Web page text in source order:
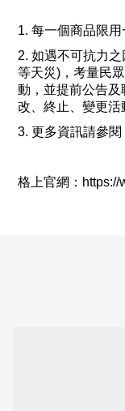
1. 每一個商品限用
2. 如遇不可抗力
等天災)，考量民
動，並提前公告及
改、終止、變更活
3. 更多資訊請參閱
格上官網：https://